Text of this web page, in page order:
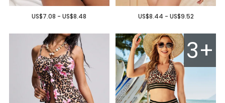
US$8.44 - US$9.52
US$7.08 - US$8.48
3+